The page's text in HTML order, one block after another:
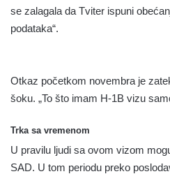
se zalagala da Tviter ispuni
podataka“.
Otkaz početkom novembra je
šoku. „To što imam H-1B vizu
Trka sa vremenom
U pravilu ljudi sa ovom vizom
SAD. U tom periodu preko